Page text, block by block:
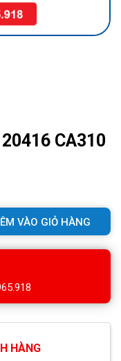
CA310
VÀO GIỎ HÀNG
HÀNG